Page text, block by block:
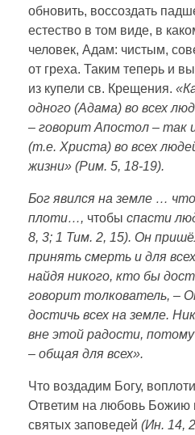
обновить, воссоздать
естество в том виде, в
человек, Адам: чистым,
от греха. Таким теперь и
из купели св. Крещения.
одного (Адама) во всех
– говорит Апостол – так
(т.е. Христа) во всех
жизни» (Рим. 5, 18-19).
Бог явился на земле …
плоти…, чтобы спасти
8, 3; 1 Тим. 2, 15). Он
принять смерть и для
найдя никого, кто бы
говорит толкователь, –
достичь всех на земле.
вне этой радости,
– общая для всех».
Что воздадим Богу,
Ответим на любовь Божию
святых заповедей (Ин. 14,